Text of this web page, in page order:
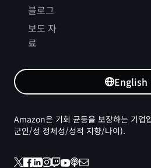
블로그
보도 자
료
English
Amazon은 기회 균등을 보장하는 기업
군인/성 정체성/성적 지향/나이).